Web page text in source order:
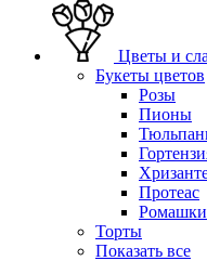
Цветы и
Букеты цветов
Розы
Пионы
Протеас
Ромашки
Торты
Показать все